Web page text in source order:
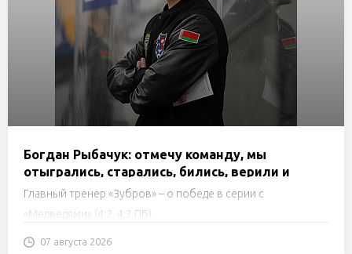
Богдан Рыбачук: отмечу команду, мы
отыгрались, старались, бились, верили и
держали структуру до последнего
Главный тренер «Зубров» – о победе в серии с
«Медведями» (4:2, 4:3 ПБ).
07 августа 2026